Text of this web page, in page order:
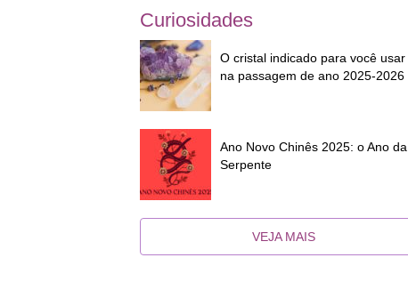
Curiosidades
O cristal indicado para você usar
na passagem de ano 2025-2026
Ano Novo Chinês 2025: o Ano da
Serpente
VEJA MAIS